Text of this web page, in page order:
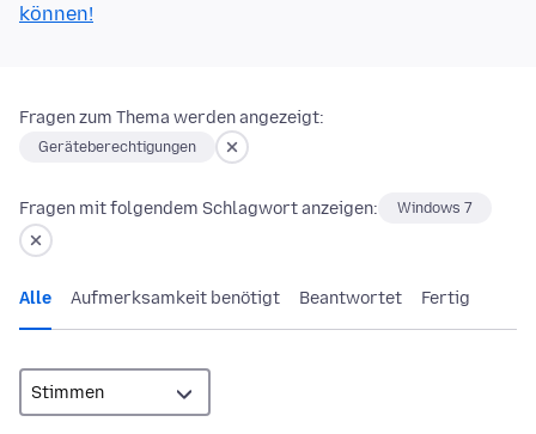
können!
Fragen zum Thema werden angezeigt:
Geräteberechtigungen
Fragen mit folgendem Schlagwort anzeigen: Windows 7
Alle Aufmerksamkeit benötigt Beantwortet Fertig